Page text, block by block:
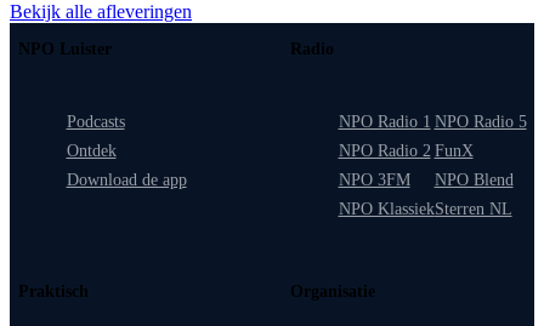
Bekijk alle afleveringen
NPO Luister
Podcasts
Ontdek
Download de app
Radio
NPO Radio 1
NPO Radio 2
NPO 3FM
NPO Klassiek
NPO Radio 5
FunX
NPO Blend
Sterren NL
Praktisch Organisatie